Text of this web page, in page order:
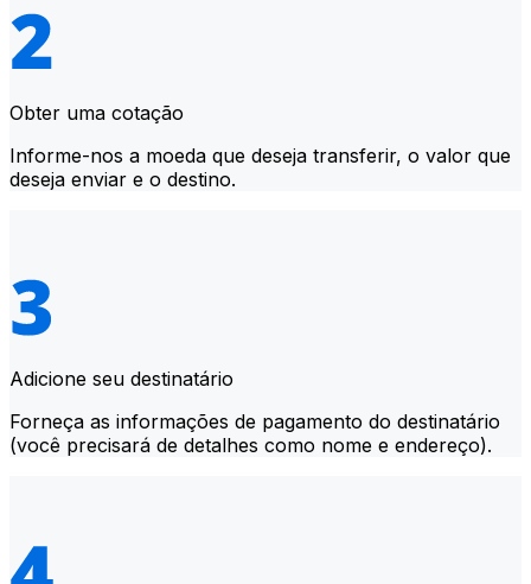
Obter uma cotação
Informe-nos a moeda que deseja transferir, o valor que
deseja enviar e o destino.
Adicione seu destinatário
Forneça as informações de pagamento do destinatário
(você precisará de detalhes como nome e endereço).